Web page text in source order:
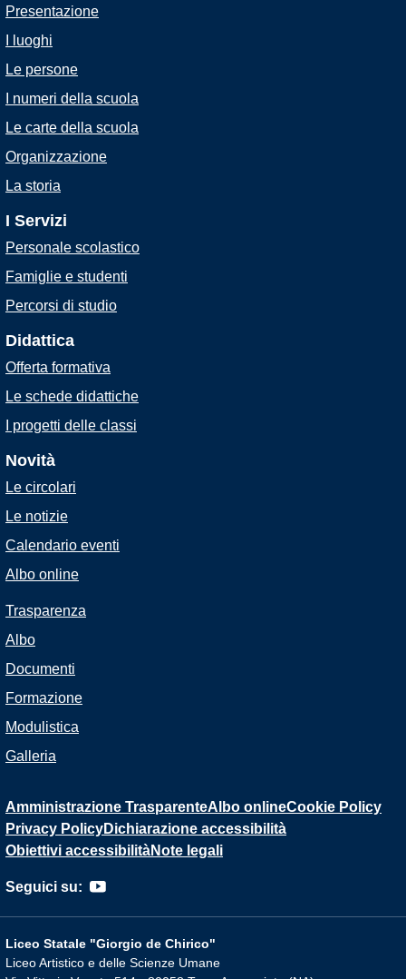
Presentazione
I luoghi
Le persone
I numeri della scuola
Le carte della scuola
Organizzazione
La storia
I Servizi
Personale scolastico
Famiglie e studenti
Percorsi di studio
Didattica
Offerta formativa
Le schede didattiche
I progetti delle classi
Novità
Le circolari
Le notizie
Calendario eventi
Albo online
Trasparenza
Albo
Documenti
Formazione
Modulistica
Galleria
Amministrazione TrasparenteAlbo onlineCookie Policy
Privacy PolicyDichiarazione accessibilità
Obiettivi accessibilitàNote legali
Seguici su:
Liceo Statale "Giorgio de Chirico"
Liceo Artistico e delle Scienze Umane